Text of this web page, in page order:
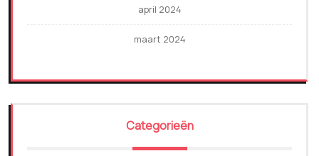
april 2024
maart 2024
Categorieën